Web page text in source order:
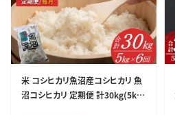
米 コシヒカリ魚沼産コシヒカリ 魚
沼コシヒカリ 定期便 計30kg(5kg